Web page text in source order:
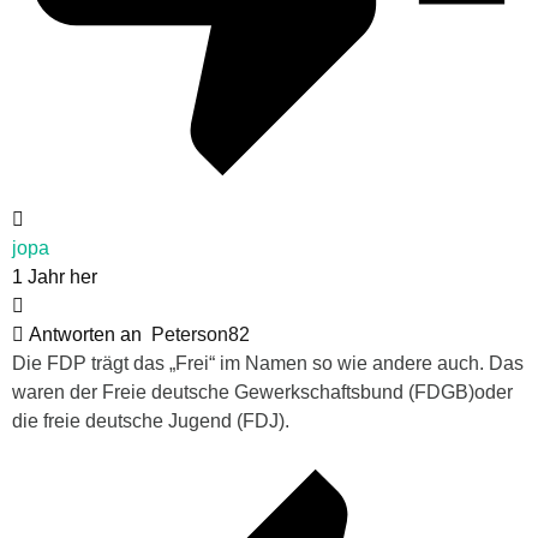
jopa
1 Jahr her
Antworten an
Peterson82
Die FDP trägt das „Frei“ im Namen so wie andere auch. Das
waren der Freie deutsche Gewerkschaftsbund (FDGB)oder
die freie deutsche Jugend (FDJ).